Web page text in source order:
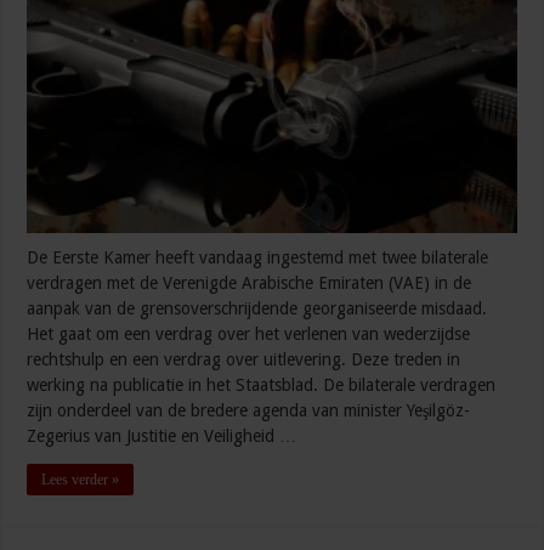
De Eerste Kamer heeft vandaag ingestemd met twee bilaterale
verdragen met de Verenigde Arabische Emiraten (VAE) in de
aanpak van de grensoverschrijdende georganiseerde misdaad.
Het gaat om een verdrag over het verlenen van wederzijdse
rechtshulp en een verdrag over uitlevering. Deze treden in
werking na publicatie in het Staatsblad. De bilaterale verdragen
zijn onderdeel van de bredere agenda van minister Yeşilgöz-
Zegerius van Justitie en Veiligheid …
Lees verder »